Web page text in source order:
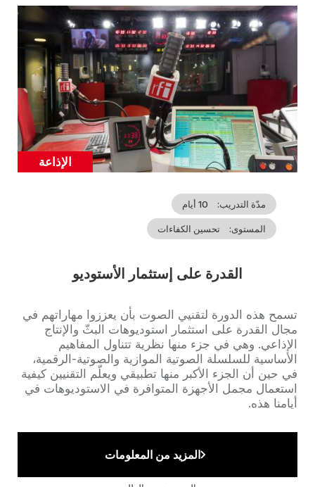
Cover
illustration
Catégorie
الإذاعة
مدّة التدريب 10 أيام
المستوى تحسين الكفاءات
القدرة على إستثمار الأستوديو
Accroche
تسمح هذه الدورة لتقنيي الصوت بأن يعززوا مهاراتهم في
مجال القدرة على استثمار استوديوهات البثّ والإنتاج
الإذاعي. وهي في جزء منها نظرية تتناول المفاهيم
الأساسية للسلسلة الصوتية الموازية والصوتية-الرقمية،
في حين أن الجزء الأكبر منها تطبيقي ويعلّم التقنيين كيفية
استعمال مجمل الأجهزة المتوافرة في الاستوديوهات في
أيامنا هذه.
المزيد من المعلومات